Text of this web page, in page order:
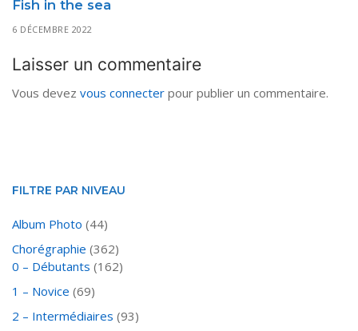
Fish in the sea
6 DÉCEMBRE 2022
Laisser un commentaire
Vous devez vous connecter pour publier un commentaire.
FILTRE PAR NIVEAU
Album Photo (44)
Chorégraphie (362)
0 – Débutants (162)
1 – Novice (69)
2 – Intermédiaires (93)